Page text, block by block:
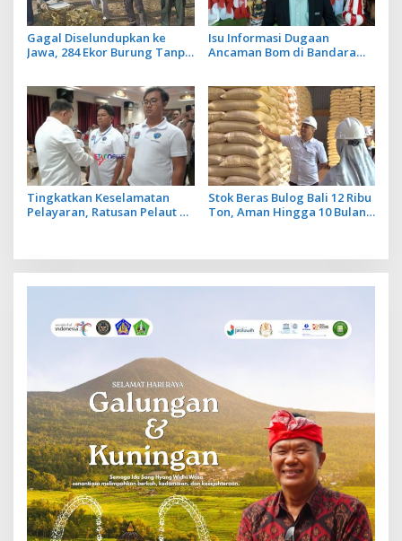
Gagal Diselundupkan ke
Jawa, 284 Ekor Burung Tanpa
Isu Informasi Dugaan
Ancaman Bom di Bandara
Lancar
Tingkatkan Keselamatan
Pelayaran, Ratusan Pelaut di
Stok Beras Bulog Bali 12 Ribu
Ton, Aman Hingga 10 Bulan